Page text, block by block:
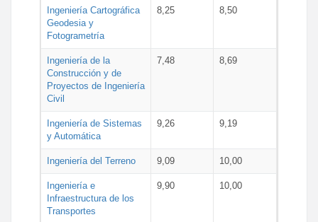
Ingeniería Cartográfica
Geodesia y
Fotogrametría
8,25 8,50
Ingeniería de la
Construcción y de
Proyectos de Ingeniería
Civil
7,48 8,69
Ingeniería de Sistemas
y Automática
9,26 9,19
Ingeniería del Terreno 9,09 10,00
Ingeniería e
Infraestructura de los
Transportes
9,90 10,00